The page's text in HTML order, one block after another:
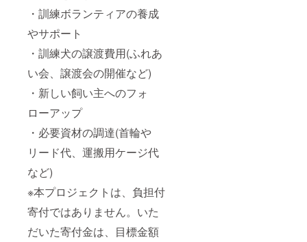
・訓練ボランティアの養成
やサポート
・訓練犬の譲渡費用(ふれあ
い会、譲渡会の開催など)
・新しい飼い主へのフォ
ローアップ
・必要資材の調達(首輪や
リード代、運搬用ケージ代
など)
※本プロジェクトは、負担付
寄付ではありません。いた
だいた寄付金は、目標金額